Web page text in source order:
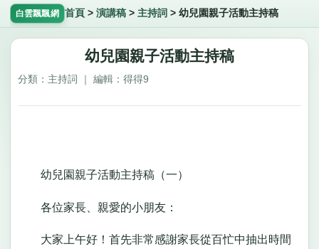
白雲飄飄網 首頁 > 演講稿> 主持詞 > 幼兒園親子活動主持稿
幼兒園親子活動主持稿
分類：主持詞 ｜ 編輯：得得9
幼兒園親子活動主持稿（一）
各位家長、親愛的小朋友：
大家上午好！首先非常感謝家長從百忙中抽出時間